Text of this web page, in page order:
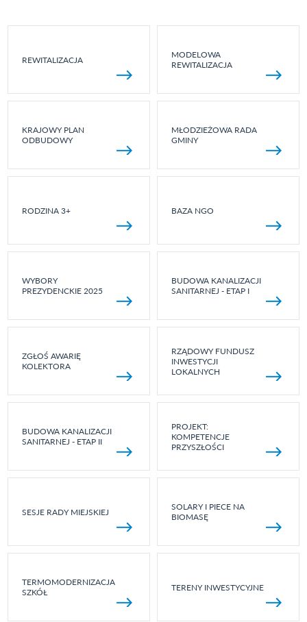
REWITALIZACJA
MODELOWA
REWITALIZACJA
KRAJOWY PLAN
ODBUDOWY
MŁODZIEŻOWA RADA
GMINY
RODZINA 3+ BAZA NGO
WYBORY
PREZYDENCKIE 2025
BUDOWA KANALIZACJI
SANITARNEJ - ETAP I
ZGŁOŚ AWARIĘ
KOLEKTORA
RZĄDOWY FUNDUSZ
INWESTYCJI
LOKALNYCH
BUDOWA KANALIZACJI
SANITARNEJ - ETAP II
PROJEKT:
KOMPETENCJE
PRZYSZŁOŚCI
SESJE RADY MIEJSKIEJ
SOLARY I PIECE NA
BIOMASĘ
TERMOMODERNIZACJA
SZKÓŁ
TERENY INWESTYCYJNE